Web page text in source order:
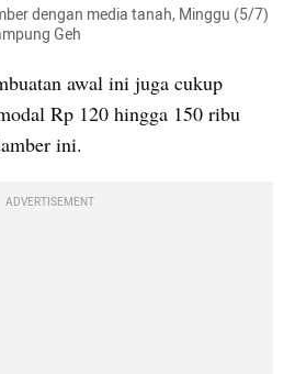
dengan media tanah, Minggu (5/7)
Geh
awal ini juga cukup
Rp 120 hingga 150 ribu
ini.
ADVERTISEMENT